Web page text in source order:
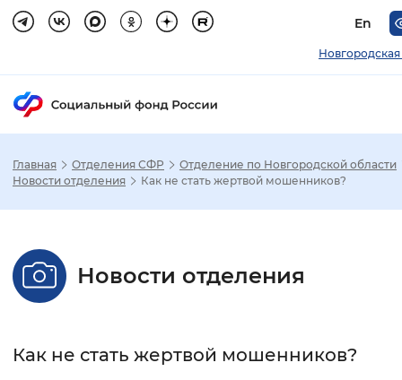
En
Новгородская
Размер шрифта
Шрифт
Главная Отделения СФР
Отделение по Новгородской области
Новости отделения
Как не стать жертвой мошенников?
Новости отделения
Как не стать жертвой мошенников?